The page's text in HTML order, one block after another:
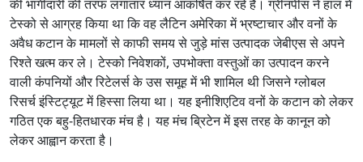
की भागीदारी की तरफ लगातार ध्यान आकर्षित कर रहे हैं। ग्रीनपीस ने हाल में
टेस्को से आग्रह किया था कि वह लैटिन अमेरिका में भ्रष्टाचार और वनों के
अवैध कटान के मामलों से काफी समय से जुड़े मांस उत्पादक जेबीएस से अपने
रिश्ते खत्म कर ले। टेस्को निवेशकों, उपभोक्ता वस्तुओं का उत्पादन करने
वाली कंपनियों और रिटेलर्स के उस समूह में भी शामिल थी जिसने ग्लोबल
रिसर्च इंस्टिट्यूट में हिस्सा लिया था। यह इनीशिएटिव वनों के कटान को लेकर
गठित एक बहु-हितधारक मंच है। यह मंच ब्रिटेन में इस तरह के कानून को
लेकर आह्वान करता है।